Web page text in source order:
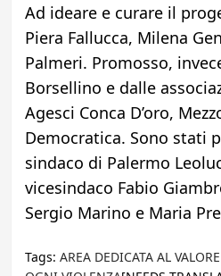
Ad ideare e curare il
Piera Fallucca, Milena
Palmeri. Promosso,
Borsellino e dalle
Agesci Conca D’oro,
Democratica. Sono stati
sindaco di Palermo
vicesindaco Fabio
Sergio Marino e Maria
Tags: AREA DEDICATA AL